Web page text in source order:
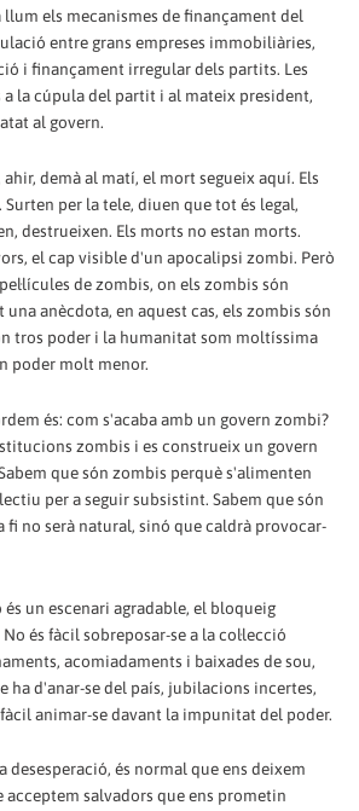
llum els mecanismes de finançament del
entre grans empreses immobiliàries,
i finançament irregular dels partits. Les
a la cúpula del partit i al mateix president,
al govern.
demà al matí, el mort segueix aquí. Els
per la tele, diuen que tot és legal,
destrueixen. Els morts no estan morts.
el cap visible d'un apocalipsi zombi. Però
de zombis, on els zombis són
anècdota, en aquest cas, els zombis són
tros poder i la humanitat som moltíssima
poder molt menor.
és: com s'acaba amb un govern zombi?
zombis i es construeix un govern
que són zombis perquè s'alimenten
per a seguir subsistint. Sabem que són
fi no serà natural, sinó que caldrà provocar-
un escenari agradable, el bloqueig
és fàcil sobreposar-se a la col·lecció
acomiadaments i baixades de sou,
ha d'anar-se del país, jubilacions incertes,
animar-se davant la impunitat del poder.
desesperació, és normal que ens deixem
acceptem salvadors que ens prometin